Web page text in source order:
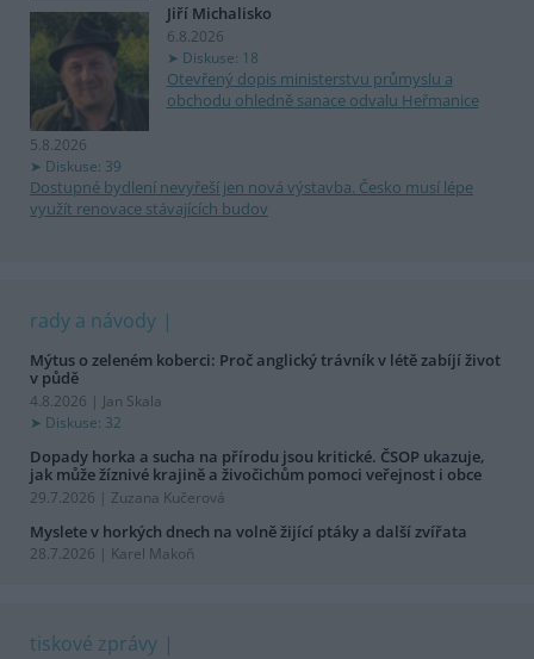
Jiří Michalisko
6.8.2026
Diskuse: 18
Otevřený dopis ministerstvu průmyslu a
obchodu ohledně sanace odvalu Heřmanice
5.8.2026
Diskuse: 39
Dostupné bydlení nevyřeší jen nová výstavba. Česko musí lépe
využít renovace stávajících budov
rady a návody
Mýtus o zeleném koberci: Proč anglický trávník v létě zabíjí život
v půdě
4.8.2026 | Jan Skala
Diskuse: 32
Dopady horka a sucha na přírodu jsou kritické. ČSOP ukazuje,
jak může žíznivé krajině a živočichům pomoci veřejnost i obce
29.7.2026 | Zuzana Kučerová
Myslete v horkých dnech na volně žijící ptáky a další zvířata
28.7.2026 | Karel Makoň
tiskové zprávy